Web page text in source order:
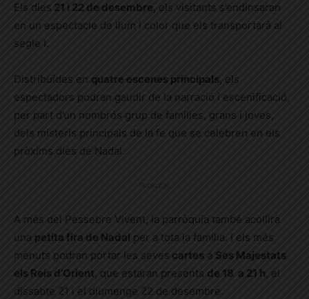
Els dies 21 i 22 de desembre, els visitants s’endinsaran
en un espectacle de llum i color que els transportarà al
segle I.
Distribuïdes en quatre escenes principals, els
espectadors podran gaudir de la narració i escenificació,
per part d’un nombrós grup de famílies, grans i joves,
dels misteris principals de la fe que se celebren en els
pròxims dies de Nadal.
A més del Pessebre Vivent, la parròquia també acollirà
una petita fira de Nadal per a tota la família. I els més
menuts podran portar les seves cartes a Ses Majestats
els Reis d’Orient, que estaran presents de 18 a 21 h, el
dissabte 21 i el diumenge 22 de desembre.